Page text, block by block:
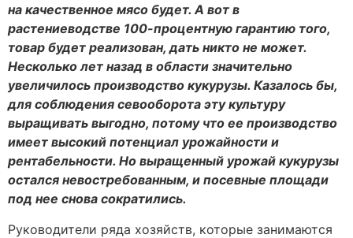
на качественное мясо будет. А вот в
растениеводстве 100-процентную гарантию того,
товар будет реализован, дать никто не может.
Несколько лет назад в области значительно
увеличилось производство кукурузы. Казалось бы,
для соблюдения севооборота эту культуру
выращивать выгодно, потому что ее производство
имеет высокий потенциал урожайности и
рентабельности. Но выращенный урожай кукурузы
остался невостребованным, и посевные площади
под нее снова сократились.
Руководители ряда хозяйств, которые занимаются